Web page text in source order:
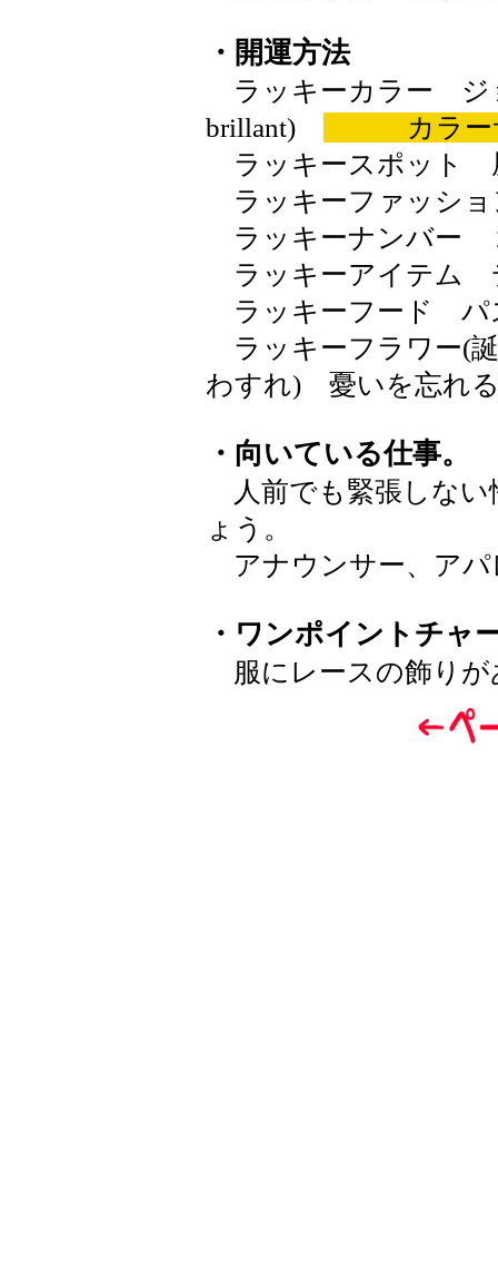
・開運方法
ラッキーカラー ジ
brillant)
カラ
ラッキースポット
ラッキーファッシ
ラッキーナンバー
ラッキーアイテム
ラッキーフード パ
ラッキーフラワー(
わすれ) 憂いを
・向いている仕事。
人前でも緊張しない
ょう。
アナウンサー、アパ
・ワンポイントチャ
服にレースの飾りが